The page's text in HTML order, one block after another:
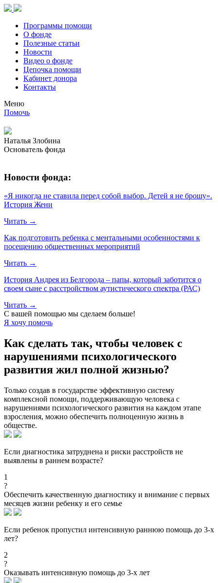
Программы помощи
О фонде
Полезные статьи
Новости
Видео о фонде
Цепочка помощи
Кабинет донора
Контакты
Меню
Помочь
Наталья Злобина
Основатель фонда
Новости фонда:
«Я никогда не ставила перед собой выбор. Детей я не брошу».
История Жени
Читать →
Как подготовить ребенка с ментальными особенностями к
посещению общественных мероприятий
Читать →
История Андрея из Белгорода – папы, который заботится о
своем сыне с расстройством аутистического спектра (РАС)
Читать →
С вашей помощью мы сделаем больше!
Я хочу помочь
Как сделать так, чтобы человек с
нарушениями психологического
развития жил полной жизнью?
Только создав в государстве эффективную систему
комплексной помощи, поддерживающую человека с
нарушениями психологического развития на каждом этапе
взросления, можно обеспечить полноценную жизнь в
обществе.
Если диагностика затруднена и риски расстройств не
выявлены в раннем возрасте?
1
?
Обеспечить качественную диагностику и внимание с первых
месяцев жизни ребенку и его семье
Если ребенок пропустил интенсивную раннюю помощь до 3-х
лет?
2
?
Оказывать интенсивную помощь до 3-х лет